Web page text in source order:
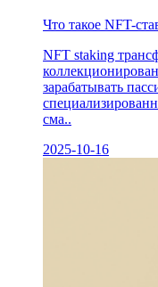
Что такое NFT-
NFT staking
зарабатывать
сма..
2025-10-16